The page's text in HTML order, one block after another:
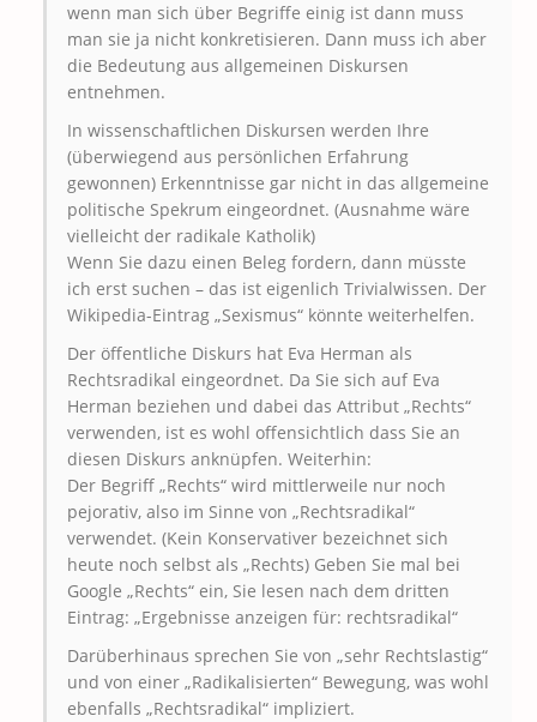
wenn man sich über Begriffe einig ist dann muss
man sie ja nicht konkretisieren. Dann muss ich aber
die Bedeutung aus allgemeinen Diskursen
entnehmen.
In wissenschaftlichen Diskursen werden Ihre
(überwiegend aus persönlichen Erfahrung
gewonnen) Erkenntnisse gar nicht in das allgemeine
politische Spekrum eingeordnet. (Ausnahme wäre
vielleicht der radikale Katholik)
Wenn Sie dazu einen Beleg fordern, dann müsste
ich erst suchen – das ist eigenlich Trivialwissen. Der
Wikipedia-Eintrag „Sexismus“ könnte weiterhelfen.
Der öffentliche Diskurs hat Eva Herman als
Rechtsradikal eingeordnet. Da Sie sich auf Eva
Herman beziehen und dabei das Attribut „Rechts“
verwenden, ist es wohl offensichtlich dass Sie an
diesen Diskurs anknüpfen. Weiterhin:
Der Begriff „Rechts“ wird mittlerweile nur noch
pejorativ, also im Sinne von „Rechtsradikal“
verwendet. (Kein Konservativer bezeichnet sich
heute noch selbst als „Rechts) Geben Sie mal bei
Google „Rechts“ ein, Sie lesen nach dem dritten
Eintrag: „Ergebnisse anzeigen für: rechtsradikal“
Darüberhinaus sprechen Sie von „sehr Rechtslastig“
und von einer „Radikalisierten“ Bewegung, was wohl
ebenfalls „Rechtsradikal“ impliziert.